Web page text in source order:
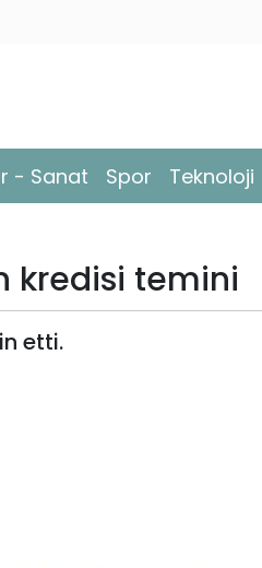
- Sanat Spor Teknoloji
kredisi temini
etti.